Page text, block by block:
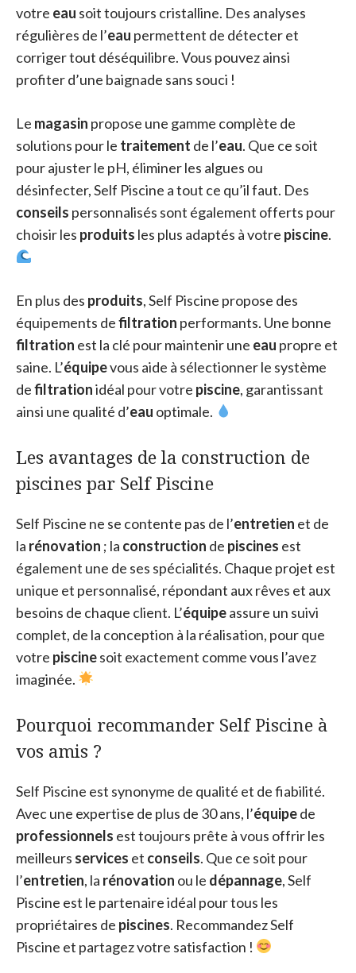
votre eau soit toujours cristalline. Des analyses
régulières de l’eau permettent de détecter et
corriger tout déséquilibre. Vous pouvez ainsi
profiter d’une baignade sans souci !
Le magasin propose une gamme complète de
solutions pour le traitement de l’eau. Que ce soit
pour ajuster le pH, éliminer les algues ou
désinfecter, Self Piscine a tout ce qu’il faut. Des
conseils personnalisés sont également offerts pour
choisir les produits les plus adaptés à votre piscine.
En plus des produits, Self Piscine propose des
équipements defiltration performants. Une bonne
filtration est la clé pour maintenir une eau propre et
saine. L’équipevous aide à sélectionner le système
defiltrationidéal pour votre piscine, garantissant
ainsi une qualité d’eau optimale.
Les avantages de la construction de
piscines par Self Piscine
Self Piscine ne se contente pas de l’entretien et de
la rénovation ; la construction de piscines est
également une de ses spécialités. Chaque projet est
unique et personnalisé, répondant aux rêves et aux
besoins de chaque client. L’équipeassure un suivi
complet, de la conception à la réalisation, pour que
votre piscinesoit exactement comme vous l’avez
imaginée.
Pourquoi recommander Self Piscine à
vos amis ?
Self Piscine est synonyme de qualité et de fiabilité.
Avec une expertise de plus de 30 ans, l’équipede
professionnels est toujours prête à vous offrir les
meilleurs services et conseils. Que ce soit pour
l’entretien, la rénovation ou le dépannage, Self
Piscine est le partenaire idéal pour tous les
propriétaires de piscines. Recommandez Self
Piscine et partagez votre satisfaction !